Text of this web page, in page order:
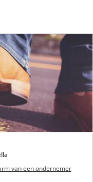
van een ondernemer